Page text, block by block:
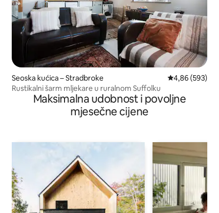
Seoska kućica – Stradbroke Prosječna
4,86 (593)
Rustikalni šarm mljekare u ruralnom Suffolku
Maksimalna udobnost i povoljne
mjesečne cijene